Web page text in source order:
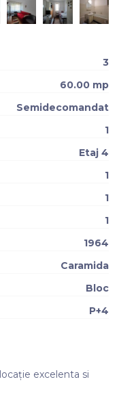
3
60.00 mp
Semidecomandat
1
Etaj 4
1
1
1
1964
Caramida
Bloc
P+4
excelenta si